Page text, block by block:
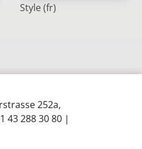
Style (fr)
252a,
43 288 30 80 |